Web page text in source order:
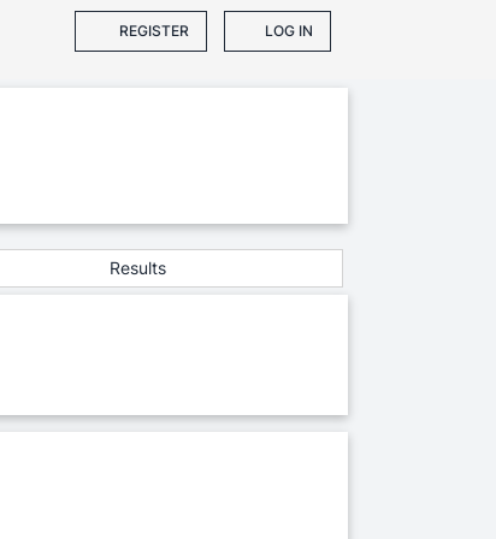
REGISTER LOG IN
Results